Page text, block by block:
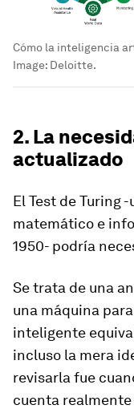
Cómo la inteligencia
Image: Deloitte.
2. La
actualizado
El Test de Turing
matemático e
1950- podría
Se trata de una
una máquina
inteligente
incluso la mera
revisarla fue
cuenta